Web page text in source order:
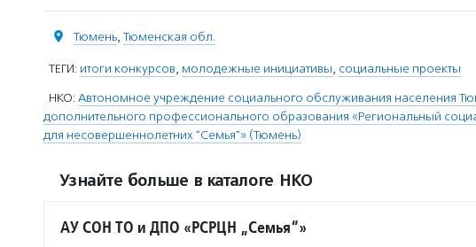
Тюмень, Тюменская обл.
ТЕГИ: итоги конкурсов, молодежные инициативы, социальные проекты
НКО: Автономное учреждение социального обслуживания населения
дополнительного профессионального образования «Региональный
для несовершеннолетних "Семья"» (Тюмень)
Узнайте больше в каталоге НКО
АУ СОН ТО и ДПО «РСРЦН „Семья“»